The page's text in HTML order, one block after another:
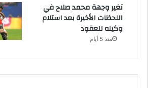
تغير وجهة محمد صلاح في
اللحظات الأخيرة بعد استلام
وكيله للعقود
منذ 5 أيام